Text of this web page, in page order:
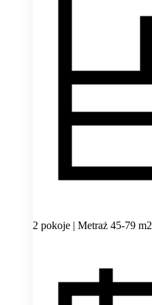
2 pokoje | Metraż 45-79 m2